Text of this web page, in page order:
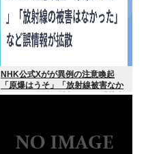
NHK公式Xがが異例の注意喚起
「原爆はうそ」「放射線被害なか
った」SNS拡散情報めぐり「荒唐